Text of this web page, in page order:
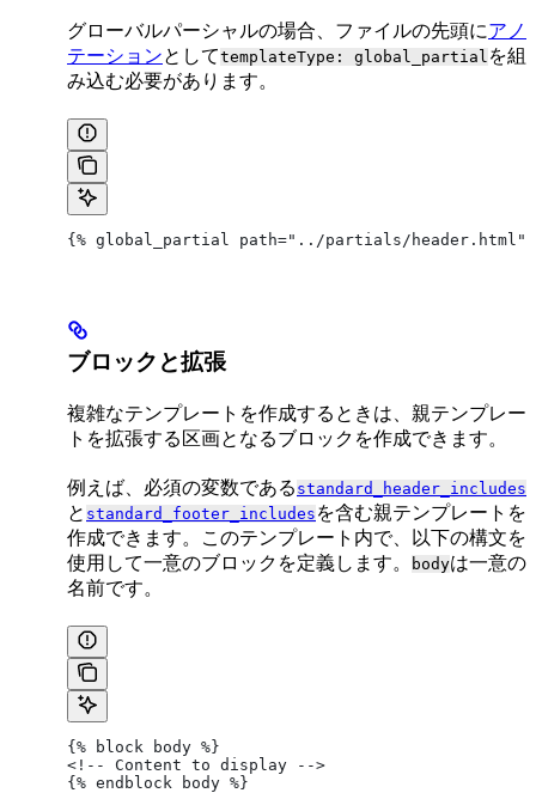
グローバルパーシャルの場合、ファイルの先頭にアノ
テーションとしてtemplateType: global_partial を組
み込む必要があります。
{% global_partial path="../partials/header.html"
ブロックと拡張
複雑なテンプレートを作成するときは、親テンプレー
トを拡張する区画となるブロックを作成できます。
例えば、必須の変数である standard_header_includes
と standard_footer_includes を含む親テンプレートを
作成できます。このテンプレート内で、以下の構文を
使用して一意のブロックを定義します。
bodyは一意の
名前です。
{% block body %}
<!-- Content to display -->
{% endblock body %}